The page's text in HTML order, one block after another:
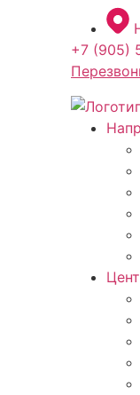
содержимому+7 (905)